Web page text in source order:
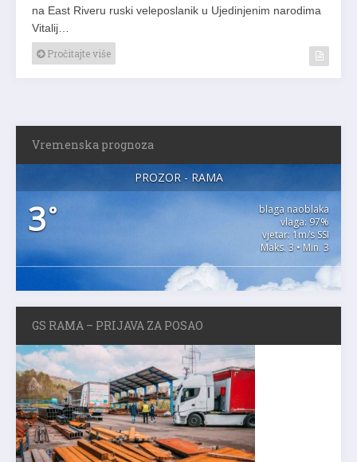
na East Riveru ruski veleposlanik u Ujedinjenim narodima
Vitalij…
Pročitajte više
Vremenska prognoza
PROZOR - RAMA
3°
blaga naoblaka
vlaga: 97%
vjetar: 1m/s SSI
Maks. 3 • Min. 3
GS RAMA – PRIJAVA ZA POSAO